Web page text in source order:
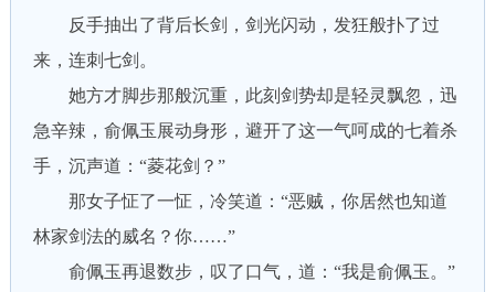
反手抽出了背后长剑，剑光闪动，发狂般扑了过
来，连刺七剑。
她方才脚步那般沉重，此刻剑势却是轻灵飘忽，迅
急辛辣，俞佩玉展动身形，避开了这一气呵成的七着杀
手，沉声道：“菱花剑？”
那女子怔了一怔，冷笑道：“恶贼，你居然也知道
林家剑法的威名？你……”
俞佩玉再退数步，叹了口气，道：“我是俞佩玉。”